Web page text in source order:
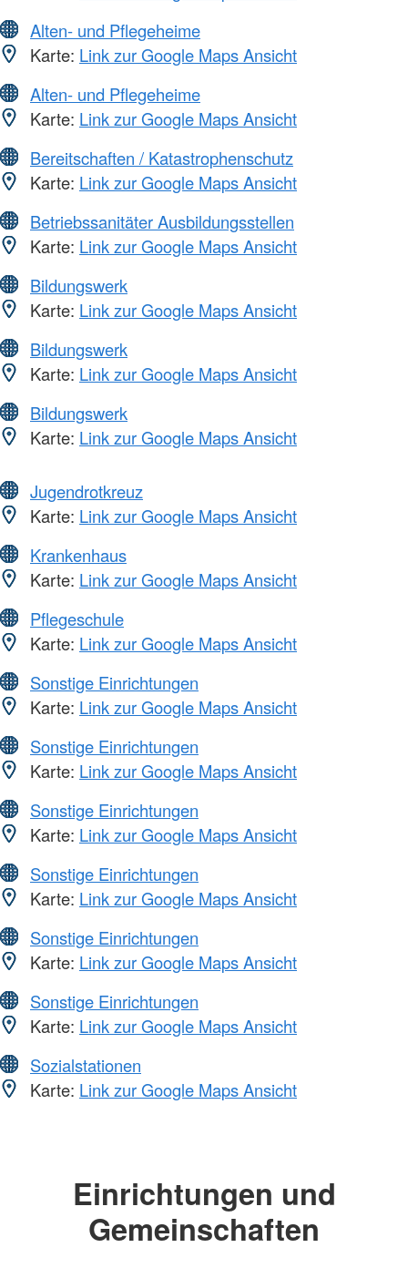
Alten- und Pflegeheime
Karte: Link zur Google Maps Ansicht
Alten- und Pflegeheime
Karte: Link zur Google Maps Ansicht
Bereitschaften / Katastrophenschutz
Karte: Link zur Google Maps Ansicht
Betriebssanitäter Ausbildungsstellen
Karte: Link zur Google Maps Ansicht
Bildungswerk
Karte: Link zur Google Maps Ansicht
Bildungswerk
Karte: Link zur Google Maps Ansicht
Bildungswerk
Karte: Link zur Google Maps Ansicht
Jugendrotkreuz
Karte: Link zur Google Maps Ansicht
Krankenhaus
Karte: Link zur Google Maps Ansicht
Pflegeschule
Karte: Link zur Google Maps Ansicht
Sonstige Einrichtungen
Karte: Link zur Google Maps Ansicht
Sonstige Einrichtungen
Karte: Link zur Google Maps Ansicht
Sonstige Einrichtungen
Karte: Link zur Google Maps Ansicht
Sonstige Einrichtungen
Karte: Link zur Google Maps Ansicht
Sonstige Einrichtungen
Karte: Link zur Google Maps Ansicht
Sonstige Einrichtungen
Karte: Link zur Google Maps Ansicht
Sozialstationen
Karte: Link zur Google Maps Ansicht
Einrichtungen und
Gemeinschaften